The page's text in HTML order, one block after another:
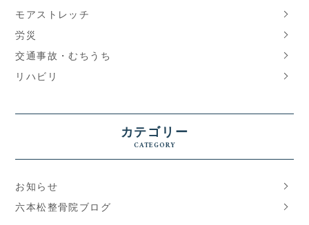
モアストレッチ
労災
交通事故・むちうち
リハビリ
カテゴリー
CATEGORY
お知らせ
六本松整骨院ブログ